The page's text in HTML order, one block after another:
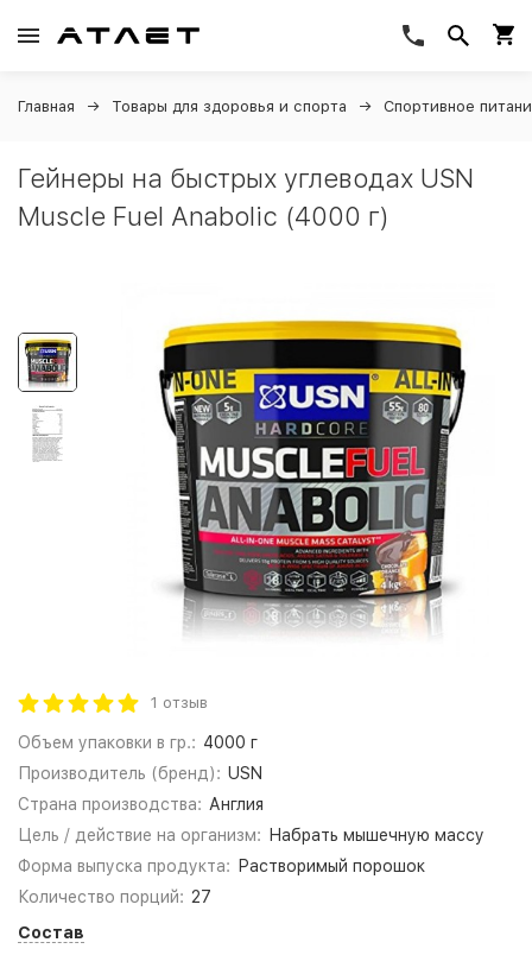
Главная Товары для здоровья и спорта Спортивное
Гейнеры на быстрых углеводах USN
Muscle Fuel Anabolic (4000 г)
1 отзыв
Объем упаковки в гр.: 4000 г
Производитель (бренд): USN
Страна производства: Англия
Цель / действие на организм:
Набрать мышечную массу
Форма выпуска продукта:
Растворимый порошок
Количество порций: 27
Состав